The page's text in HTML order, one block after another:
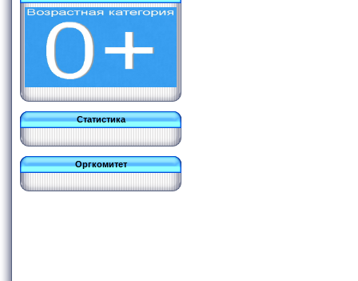
Статистика
Оргкомитет